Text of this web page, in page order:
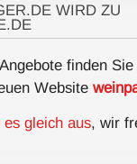
WIRD ZU
finden
Website
gleich aus, wir